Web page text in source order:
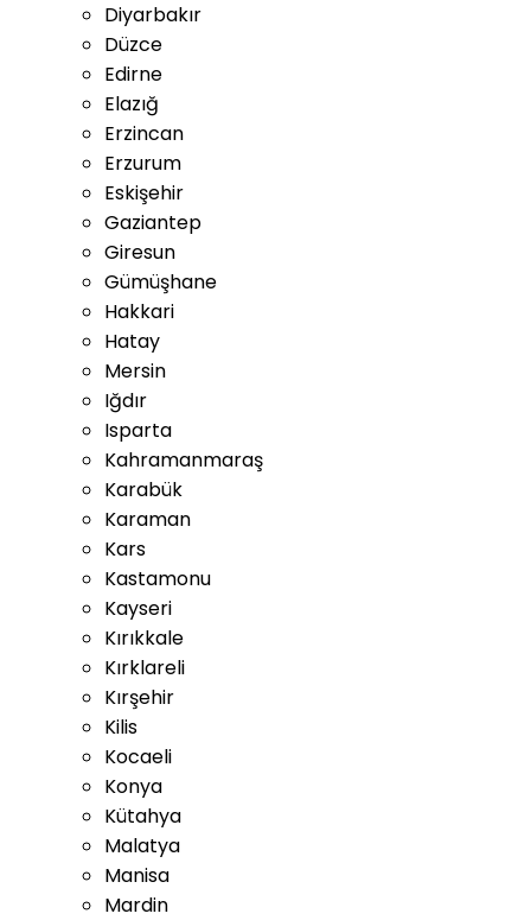
Diyarbakır
Düzce
Edirne
Elazığ
Erzincan
Erzurum
Eskişehir
Gaziantep
Giresun
Gümüşhane
Hakkari
Hatay
Mersin
Iğdır
Isparta
Kahramanmaraş
Karabük
Karaman
Kars
Kastamonu
Kayseri
Kırıkkale
Kırklareli
Kırşehir
Kilis
Kocaeli
Konya
Kütahya
Malatya
Manisa
Mardin